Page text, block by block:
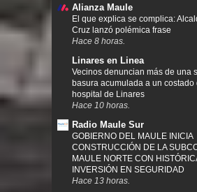
Alianza Maule
El que explica se complica:
Cruz lanzó polémica frase
Hace 8 horas.
Linares en Linea
Vecinos denuncian más de una
basura acumulada a un costado
hospital de Linares
Hace 10 horas.
Radio Maule Sur
GOBIERNO DEL MAULE INICIA
CONSTRUCCIÓN DE LA
MAULE NORTE CON
INVERSIÓN EN SEGURIDAD
Hace 13 horas.